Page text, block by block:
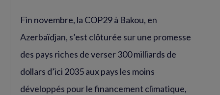
Fin novembre, la COP29 à Bakou, en
Azerbaïdjan, s’est clôturée sur une promesse
des pays riches de verser 300 milliards de
dollars d’ici 2035 aux pays les moins
développés pour le financement climatique,